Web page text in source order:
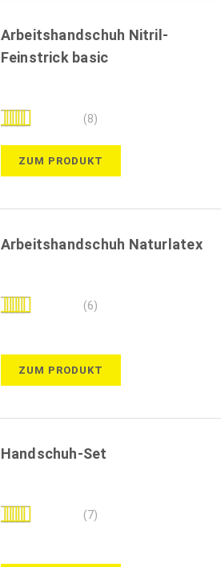
Arbeitshandschuh Nitril-
Feinstrick basic
Bewertung: (8)
ZUM PRODUKT
Arbeitshandschuh Naturlatex
Bewertung: (6)
ZUM PRODUKT
Handschuh-Set
Bewertung: (7)